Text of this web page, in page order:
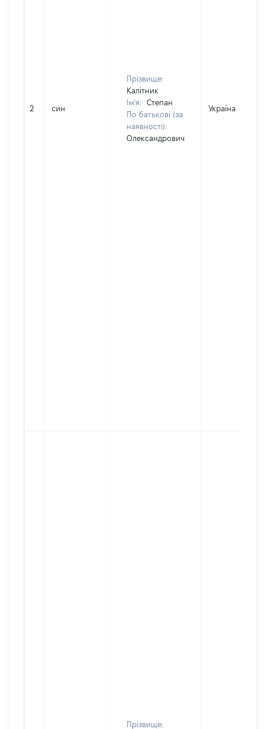
2 син
Прізвище:
Калітник
Ім'я:
Степан
По батькові (за
наявності):
Олександрович
Україна
Прізвище: